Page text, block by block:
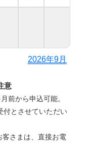
意
前から申込可能。
付とさせていただい
さまは、直接お電
2026年9月